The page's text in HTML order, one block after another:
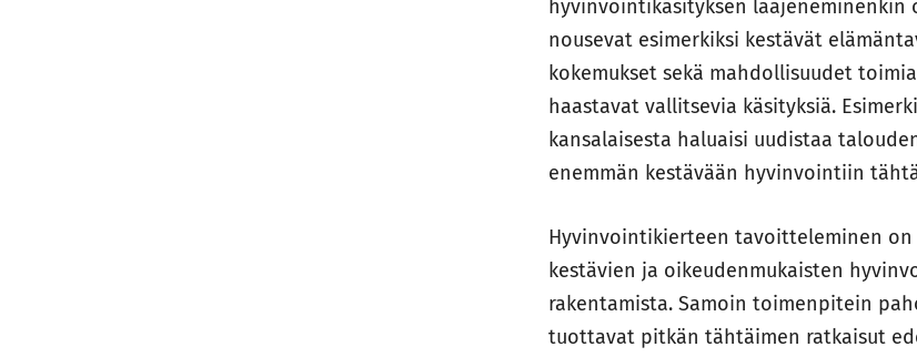
hyvinvointikäsityksen
nousevat esimerkiksi kestävät
kokemukset sekä mahdollisuudet
haastavat vallitsevia käsityksiä.
kansalaisesta haluaisi uudistaa
enemmän kestävään hyvinvointiin
Hyvinvointikierteen tavoitteleminen
kestävien ja oikeudenmukaisten
rakentamista. Samoin toimenpitein
tuottavat pitkän tähtäimen ratkaisut